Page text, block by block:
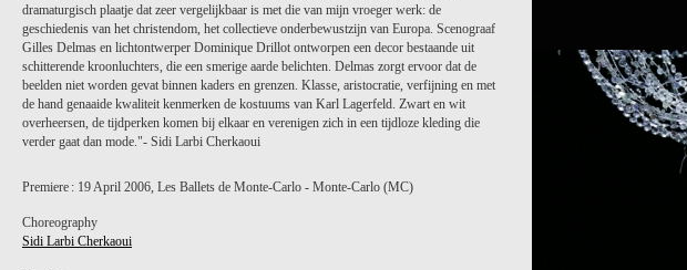
dramaturgisch plaatje dat zeer vergelijkbaar is met die van mijn vroeger werk: de
geschiedenis van het christendom, het collectieve onderbewustzijn van Europa. Scenograaf
Gilles Delmas en lichtontwerper Dominique Drillot ontworpen een decor bestaande uit
schitterende kroonluchters, die een smerige aarde belichten. Delmas zorgt ervoor dat de
beelden niet worden gevat binnen kaders en grenzen. Klasse, aristocratie, verfijning en met
de hand genaaide kwaliteit kenmerken de kostuums van Karl Lagerfeld. Zwart en wit
overheersen, de tijdperken komen bij elkaar en verenigen zich in een tijdloze kleding die
verder gaat dan mode."- Sidi Larbi Cherkaoui
Premiere : 19 April 2006, Les Ballets de Monte-Carlo - Monte-Carlo (MC)
Choreography
Sidi Larbi Cherkaoui